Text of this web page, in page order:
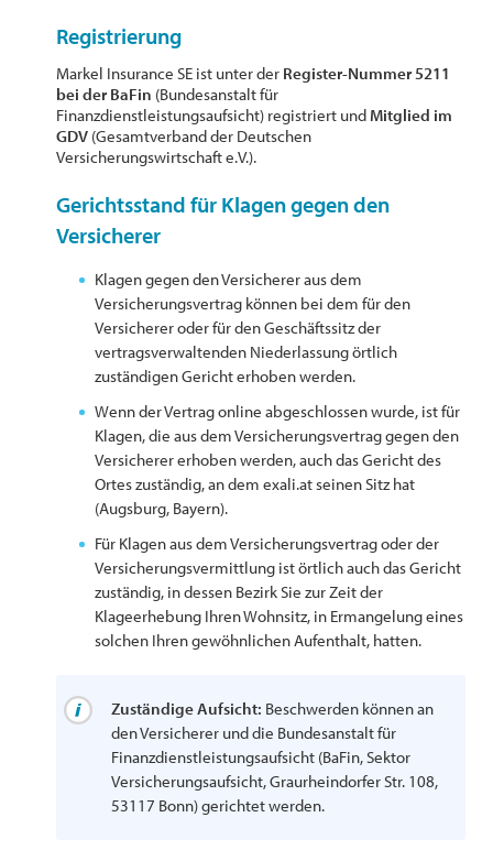
Registrierung
Markel Insurance SE ist unter der Register-Nummer 5211
bei der BaFin (Bundesanstalt für
Finanzdienstleistungsaufsicht) registriert undMitglied im
GDV (Gesamtverband der Deutschen
Versicherungswirtschaft e.V.).
Gerichtsstand für Klagen gegen den
Versicherer
Klagen gegen den Versicherer aus dem
Versicherungsvertrag können bei dem für den
Versicherer oder für den Geschäftssitz der
vertragsverwaltenden Niederlassung örtlich
zuständigen Gericht erhoben werden.
Wenn der Vertrag online abgeschlossen wurde, ist für
Klagen, die aus dem Versicherungsvertrag gegen den
Versicherer erhoben werden, auch das Gericht des
Ortes zuständig, an dem exali.at seinen Sitz hat
(Augsburg, Bayern).
Für Klagen aus dem Versicherungsvertrag oder der
Versicherungsvermittlung ist örtlich auch das Gericht
zuständig, in dessen Bezirk Sie zur Zeit der
Klageerhebung Ihren Wohnsitz, in Ermangelung eines
solchen Ihren gewöhnlichen Aufenthalt, hatten.
Zuständige Aufsicht: Beschwerden können an
den Versicherer und die Bundesanstalt für
Finanzdienstleistungsaufsicht (BaFin, Sektor
Versicherungsaufsicht, Graurheindorfer Str. 108,
53117 Bonn) gerichtet werden.